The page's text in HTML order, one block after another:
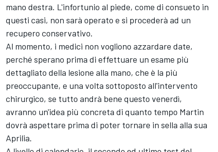
mano destra. L'infortunio al piede, come di consueto in
questi casi, non sarà operato e si procederà ad un
recupero conservativo.
Al momento, i medici non vogliono azzardare date,
perché sperano prima di effettuare un esame più
dettagliato della lesione alla mano, che è la più
preoccupante, e una volta sottoposto all'intervento
chirurgico, se tutto andrà bene questo venerdì,
avranno un'idea più concreta di quanto tempo Martin
dovrà aspettare prima di poter tornare in sella alla sua
Aprilia.